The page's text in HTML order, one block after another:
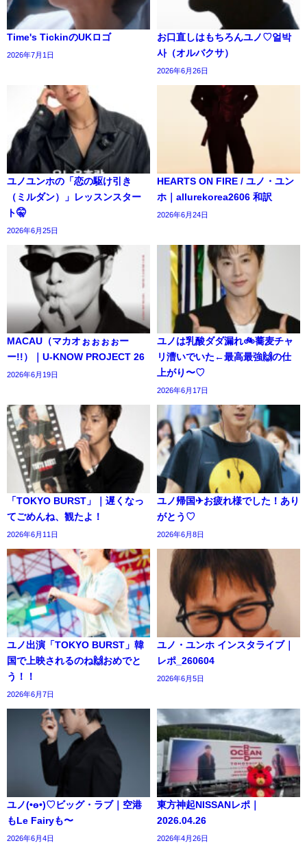
Time's TickinのUKロゴ
2026年7月1日
お口直しはもちろんユノ♡얼박
사（オルバクサ）
2026年6月26日
ユノユンホの「恋の駆け引き
（ミルダン）」レッスンスター
ト🤫
2026年6月25日
HEARTS ON FIRE / ユノ・ユ​​ン
ホ｜allurekorea2606 和訳
2026年6月24日
MACAU（マカオぉぉぉぉー
ー!!）｜U-KNOW PROJECT 26
2026年6月19日
ユノは乳酸ダダ漏れ🚲️蕎麦チャ
リ漕いでいた←最高最強🙌の仕
上がり〜♡
2026年6月17日
「TOKYO BURST」｜遅くなっ
てごめんね、観たよ！
2026年6月11日
ユノ帰国✈お疲れ様でした！あり
がとう♡
2026年6月8日
ユノ出演「TOKYO BURST」韓
国で上映されるのね🙌おめでと
う！！
2026年6月7日
ユノ・ユンホ インスタライブ｜
レポ_260604
2026年6月5日
ユノ(•ө•)♡ビッグ・ラブ｜空港
もLe Fairyも〜
2026年6月4日
東方神起NISSANレポ｜
2026.04.26
2026年4月26日